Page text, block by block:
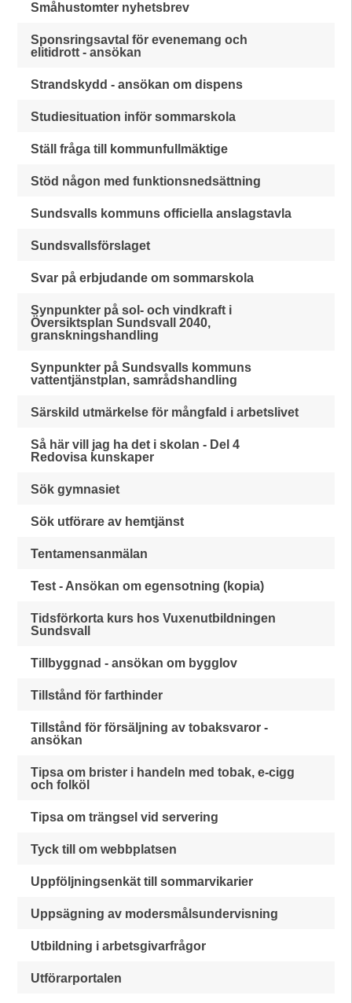
Småhustomter nyhetsbrev
Sponsringsavtal för evenemang och
elitidrott - ansökan
Strandskydd - ansökan om dispens
Studiesituation inför sommarskola
Ställ fråga till kommunfullmäktige
Stöd någon med funktionsnedsättning
Sundsvalls kommuns officiella anslagstavla
Sundsvallsförslaget
Svar på erbjudande om sommarskola
Synpunkter på sol- och vindkraft i
Översiktsplan Sundsvall 2040,
granskningshandling
Synpunkter på Sundsvalls kommuns
vattentjänstplan, samrådshandling
Särskild utmärkelse för mångfald i arbetslivet
Så här vill jag ha det i skolan - Del 4
Redovisa kunskaper
Sök gymnasiet
Sök utförare av hemtjänst
Tentamensanmälan
Test - Ansökan om egensotning (kopia)
Tidsförkorta kurs hos Vuxenutbildningen
Sundsvall
Tillbyggnad - ansökan om bygglov
Tillstånd för farthinder
Tillstånd för försäljning av tobaksvaror -
ansökan
Tipsa om brister i handeln med tobak, e-cigg
och folköl
Tipsa om trängsel vid servering
Tyck till om webbplatsen
Uppföljningsenkät till sommarvikarier
Uppsägning av modersmålsundervisning
Utbildning i arbetsgivarfrågor
Utförarportalen